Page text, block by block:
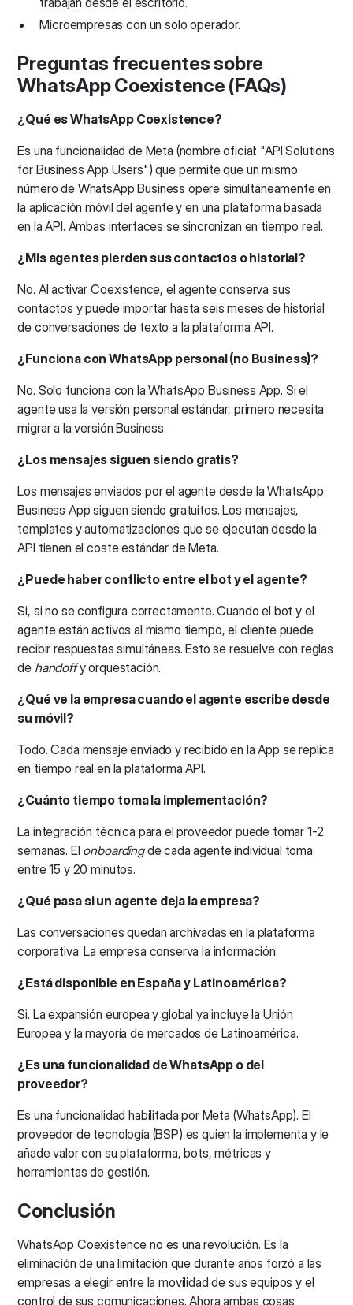
Microempresas con un solo operador.
Preguntas frecuentes sobre
WhatsApp Coexistence (FAQs)
¿Qué es WhatsApp Coexistence?
Es una funcionalidad de Meta (nombre oficial: "API Solutions
for Business App Users") que permite que un mismo
número de WhatsApp Business opere simultáneamente en
la aplicación móvil del agente y en una plataforma basada
en la API. Ambas interfaces se sincronizan en tiempo real.
¿Mis agentes pierden sus contactos o historial?
No. Al activar Coexistence, el agente conserva sus
contactos y puede importar hasta seis meses de historial
de conversaciones de texto a la plataforma API.
¿Funciona con WhatsApp personal (no Business)?
No. Solo funciona con la WhatsApp Business App. Si el
agente usa la versión personal estándar, primero necesita
migrar a la versión Business.
¿Los mensajes siguen siendo gratis?
Los mensajes enviados por el agente desde la WhatsApp
Business App siguen siendo gratuitos. Los mensajes,
templates y automatizaciones que se ejecutan desde la
API tienen el coste estándar de Meta.
¿Puede haber conflicto entre el bot y el agente?
Si, si no se configura correctamente. Cuando el bot y el
agente están activos al mismo tiempo, el cliente puede
recibir respuestas simultáneas. Esto se resuelve con reglas
de handoffy orquestación.
¿Qué ve la empresa cuando el agente escribe desde
su móvil?
Todo. Cada mensaje enviado y recibido en la App se replica
en tiempo real en la plataforma API.
¿Cuánto tiempo toma la implementación?
La integración técnica para el proveedor puede tomar 1-2
semanas. El onboardingde cada agente individual toma
entre 15 y 20 minutos.
¿Qué pasa si un agente deja la empresa?
Las conversaciones quedan archivadas en la plataforma
corporativa. La empresa conserva la información.
¿Está disponible en España y Latinoamérica?
Si. La expansión europea y global ya incluye la Unión
Europea y la mayoría de mercados de Latinoamérica.
¿Es una funcionalidad de WhatsApp o del
proveedor?
Es una funcionalidad habilitada por Meta (WhatsApp). El
proveedor de tecnología (BSP) es quien la implementa y le
añade valor con su plataforma, bots, métricas y
herramientas de gestión.
Conclusión
WhatsApp Coexistence no es una revolución. Es la
eliminación de una limitación que durante años forzó a las
empresas a elegir entre la movilidad de sus equipos y el
control de sus comunicaciones. Ahora ambas cosas